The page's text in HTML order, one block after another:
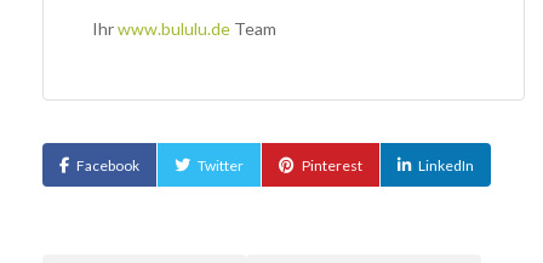
Ihrwww.bululu.de Team
Facebook Twitter Pinterest LinkedIn